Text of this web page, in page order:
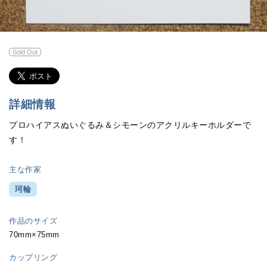
Sold Out
詳細情報
プロハイアスぬいぐるみ＆シモーンのアクリルキーホルダーで
す！
主な作家
珂輪
作品のサイズ
70mm×75mm
カップリング